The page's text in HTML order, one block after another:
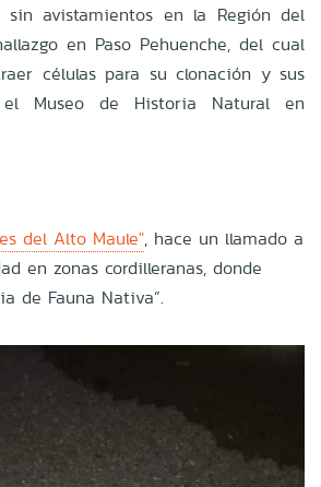
sin avistamientos en la Región del
en Paso Pehuenche, del cual
células para su clonación y sus
Museo de Historia Natural en
del Alto Maule", hace un llamado a
en zonas cordilleranas, donde
de Fauna Nativa”.